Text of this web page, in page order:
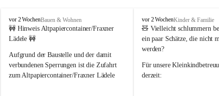
F
r
a
e
r
n
vor 2 WochenBauen & Wohnen
🚧 Hinweis Altpapiercontainer/Fraxner
Lädele 🚧
Aufgrund der Baustelle und der damit
verbundenen Sperrungen ist die Zufahrt
zum Altpapiercontainer/Fraxner Lädele
F
r
a
x
r
n
vor 2 WochenKinder & Familie
🧸 Vielleicht schlummern
ein paar Schätze, die nicht
werden?
Für unsere
derzeit: